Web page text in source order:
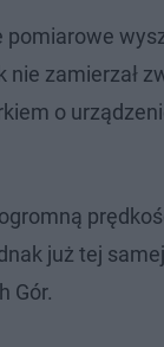
zamierzał
o
już tej
Gór.